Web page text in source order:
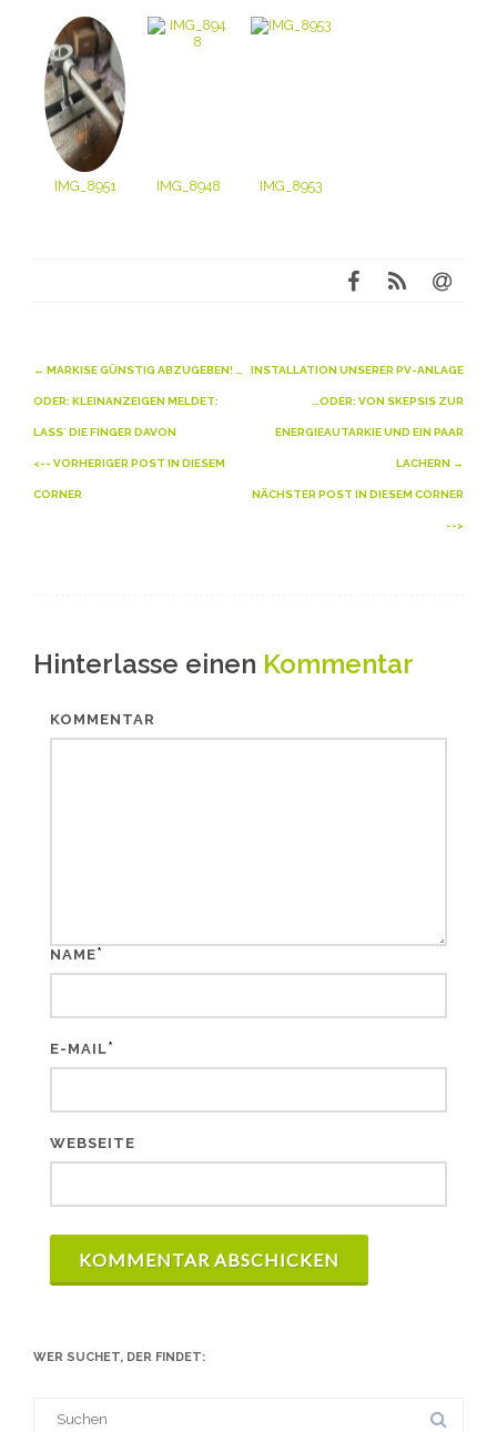
IMG_8951 IMG_8948 IMG_8953
Beitragsnavigation
← MARKISE GÜNSTIG ABZUGEBEN! …
ODER: KLEINANZEIGEN MELDET:
LASS´ DIE FINGER DAVON
INSTALLATION UNSERER PV-ANLAGE
…ODER: VON SKEPSIS ZUR
ENERGIEAUTARKIE UND EIN PAAR
LACHERN →
<-- VORHERIGER POST IN DIESEM
CORNER NÄCHSTER POST IN DIESEM CORNER
-->
Hinterlasse einen Kommentar
KOMMENTAR
NAME*
E-MAIL*
WEBSEITE
WER SUCHET, DER FINDET: